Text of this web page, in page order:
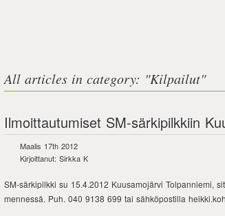
All articles in category: "Kilpailut"
Ilmoittautumiset SM-särkipilkkiin
Maalis 17th 2012
Kirjoittanut: Sirkka K
SM-särkipilkki su 15.4.2012 Kuusamojärvi Tolpanniemi,
mennessä. Puh. 040 9138 699 tai sähköpostilla